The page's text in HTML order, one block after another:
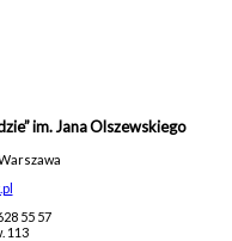
im. Jana Olszewskiego
55 57
113